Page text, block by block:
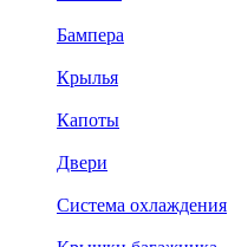
Бампера
Крылья
Капоты
Двери
Система охлаждения